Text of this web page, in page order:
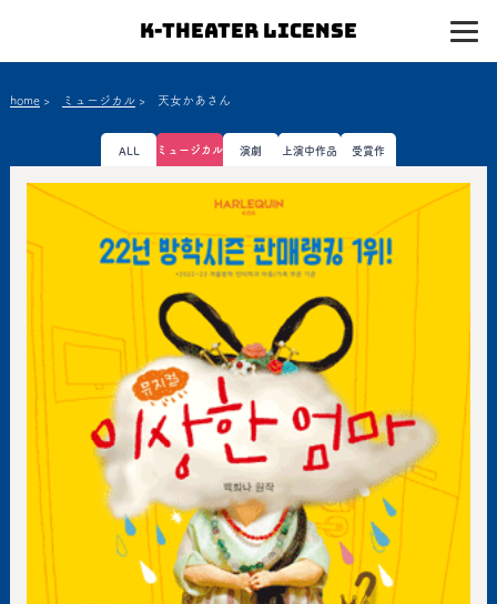
K-Theater License
home> ミュージカル> 天女かあさん
ALL ミュージカル 演劇 上演中作品 受賞作